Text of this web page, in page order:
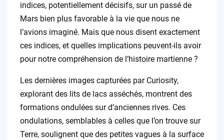
indices, potentiellement décisifs, sur un passé de
Mars bien plus favorable à la vie que nous ne
l’avions imaginé. Mais que nous disent exactement
ces indices, et quelles implications peuvent-ils avoir
pour notre compréhension de l’histoire martienne ?
Les dernières images capturées par Curiosity,
explorant des lits de lacs asséchés, montrent des
formations ondulées sur d’anciennes rives. Ces
ondulations, semblables à celles que l’on trouve sur
Terre, soulignent que des petites vagues à la surface